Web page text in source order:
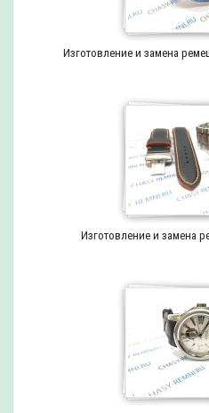
Изготовление и замена
Изготовление и замена